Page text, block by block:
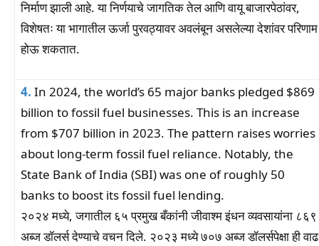
निर्माण झाली आहे. या निर्णयाचे जागतिक तेल आणि वायू बाजारपेठांवर,
विशेषतः या भागातील ऊर्जा पुरवठ्यावर अवलंबून असलेल्या देशांवर परिणाम
होऊ शकतात.
4. In 2024, the world’s 65 major banks pledged $869
billion to fossil fuel businesses. This is an increase
from $707 billion in 2023. The pattern raises worries
about long-term fossil fuel reliance. Notably, the
State Bank of India (SBI) was one of roughly 50
banks to boost its fossil fuel lending.
२०२४ मध्ये, जगातील ६५ प्रमुख बँकांनी जीवाश्म इंधन व्यवसायांना ८६९
अब्ज डॉलर्स देण्याचे वचन दिले. २०२३ मध्ये ७०७ अब्ज डॉलर्सपेक्षा ही वाढ